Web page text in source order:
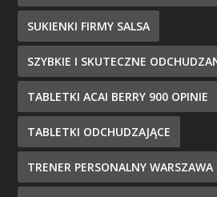
SUKIENKI FIRMY SALSA
SZYBKIE I SKUTECZNE
TABLETKI ACAI BERRY 900 OPINIE
TABLETKI ODCHUDZAJĄCE
TRENER PERSONALNY